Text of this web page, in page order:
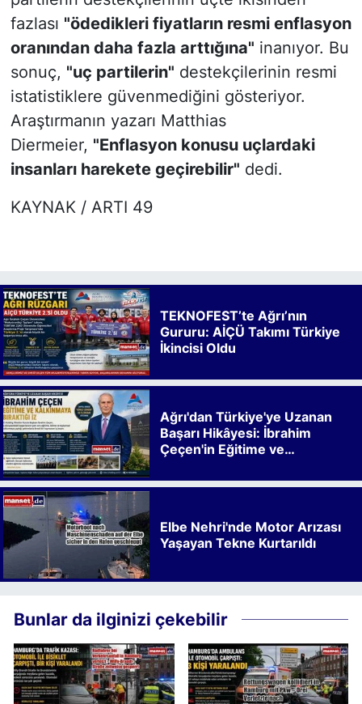
fazlası "ödedikleri fiyatların resmi enflasyon
oranından daha fazla arttığına" inanıyor. Bu
sonuç, "uç partilerin" destekçilerinin resmi
istatistiklere güvenmediğini gösteriyor.
Araştırmanın yazarı Matthias
Diermeier, "Enflasyon konusu uçlardaki
insanları harekete geçirebilir" dedi.
KAYNAK / ARTI 49
TEKNOFEST’te Ağrı’nın
Gururu: AİÇÜ Takımı Türkiye
İkincisi Oldu
Ağrı'dan Türkiye'ye Uzanan
Başarı Hikâyesi: İbrahim
Çeçen'in Eğitime ve
Elbe Nehri'nde Motor Arızası
Yaşayan Tekne Kurtarıldı
Bunlar da ilginizi çekebilir